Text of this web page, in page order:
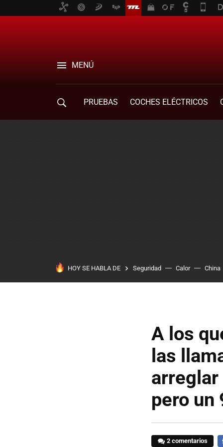
MENÚ
PRUEBAS COCHES ELÉCTRICOS
HOY SE HABLA DE Seguridad Calor China
A los
las
arreglar
pero un
2 comentarios